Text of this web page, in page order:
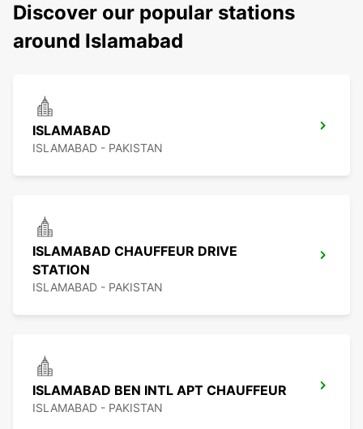
Discover our popular stations
around Islamabad
ISLAMABAD
ISLAMABAD - PAKISTAN
ISLAMABAD CHAUFFEUR DRIVE
STATION
ISLAMABAD - PAKISTAN
ISLAMABAD BEN INTL APT CHAUFFEUR
ISLAMABAD - PAKISTAN